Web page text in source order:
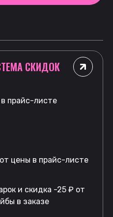
СКИДОК
прайс-листе
цены в прайс-листе
и скидка -25 ₽ от
в заказе